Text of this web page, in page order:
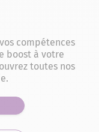
compétences
boost à votre
toutes nos